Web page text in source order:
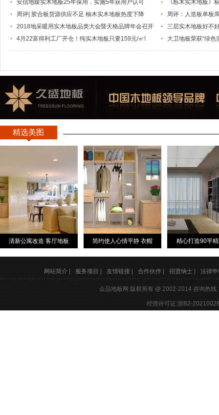
安信地暧实木地板25年保用，实施5年获用户认可
《栎木实木地板》
周评| 胶合板货源供应不足 柚木实木地板热度下降
周评：人造板单板
2018地采暖用实木地板品类大会暨天格品牌年会召开
三层实木地板好不
点？
4月22富得利工厂开仓！纯实木地板只要159元/㎡! 大卫地板荣获“绿色
精选美图
清新公寓改造 客厅地板 简约使人心情平静 衣帽 精心打造90平
网站简介 | 服务项目 | 友情链接 | 合作伙伴 | 招贤纳士 | 法律申
众品地板网 版权所有 @ 2002-2014 咨询热
经营许可证:浙B2-